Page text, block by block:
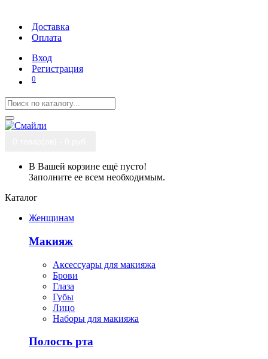
Доставка
Оплата
Вход
Регистрация
0
В Вашей корзине ещё пусто!
Заполните ее всем необходимым.
Каталог
Женщинам
Макияж
Аксессуары для макияжа
Брови
Глаза
Губы
Лицо
Наборы для макияжа
Полость рта